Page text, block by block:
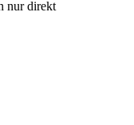
nur direkt